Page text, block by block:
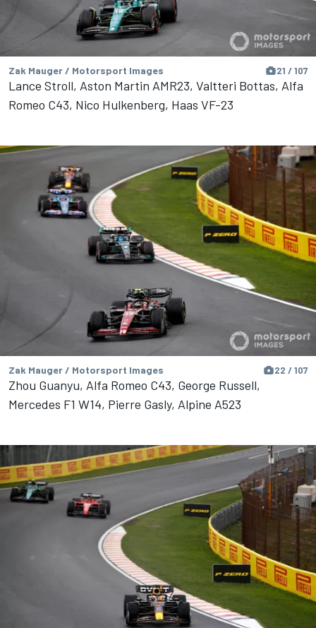
Zak Mauger / Motorsport Images 21 / 107
Lance Stroll, Aston Martin AMR23, Valtteri Bottas, Alfa
Romeo C43, Nico Hulkenberg, Haas VF-23
Zak Mauger / Motorsport Images 22 / 107
Zhou Guanyu, Alfa Romeo C43, George Russell,
Mercedes F1 W14, Pierre Gasly, Alpine A523